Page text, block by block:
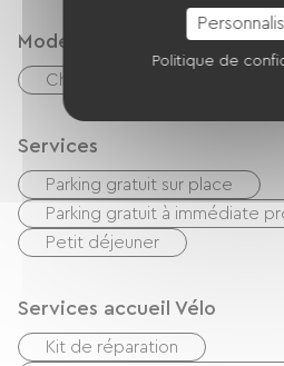
Modes de paiement
Chèques
Services
Parking gratuit sur place
Parking gratuit à immédiate
Petit déjeuner
Services accueil Vélo
Kit de réparation
Politique de